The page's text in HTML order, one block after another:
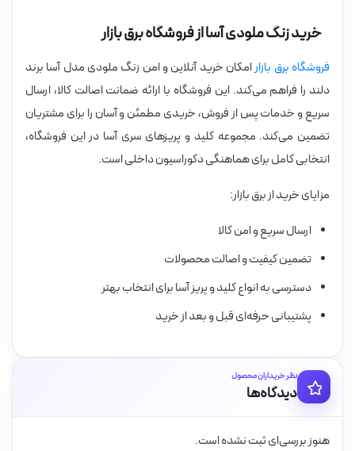
خرید زنگ ملودی آسا از فروشگاه برق بازار
فروشگاه برق بازارامکان خرید آنلاین و امن زنگ ملودی مدل آسا برند
دلند را فراهم می‌کند. این فروشگاه با ارائه ضمانت اصالت کالا، ارسال
سریع و خدمات پس از فروش، خریدی مطمئن و آسان را برای مشتریان
تضمین می‌کند. مجموعه کلید و پریزهای سری آسا در این فروشگاه،
انتخابی کامل برای هماهنگی دکوراسیون داخلی است.
مزایای خرید از برق بازار:
ارسال سریع و امن کالا
تضمین کیفیت و اصالت محصولات
دسترسی به انواع کلید و پریز آسا برای انتخاب بهتر
پشتیبانی حرفه‌ای قبل و بعد از خرید
نظر خریداران محصول
دیدگاه‌ها
هنوز بررسی‌ای ثبت نشده است.